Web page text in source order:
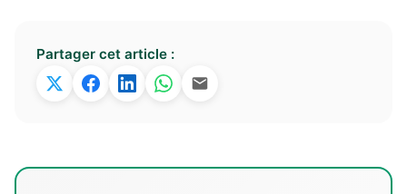
Partager cet article :